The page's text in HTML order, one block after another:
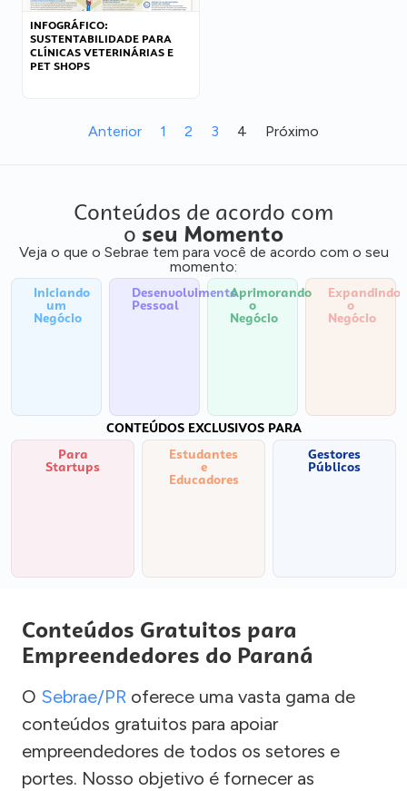
INFOGRÁFICO:
SUSTENTABILIDADE PARA
CLÍNICAS VETERINÁRIAS E
PET SHOPS
Anterior 1 2 3 4 Próximo
Conteúdos de acordo com
o seu Momento
Veja o que o Sebrae tem para você de acordo com o seu
momento:
Iniciando
um
Negócio
Desenvolvimento
Pessoal
Aprimorando
o
Negócio
Expandindo
o
Negócio
CONTEÚDOS EXCLUSIVOS PARA
Para
Startups
Estudantes
e
Educadores
Gestores
Públicos
Conteúdos Gratuitos para
Empreendedores do Paraná
O Sebrae/PR oferece uma vasta gama de
conteúdos gratuitos para apoiar
empreendedores de todos os setores e
portes. Nosso objetivo é fornecer as